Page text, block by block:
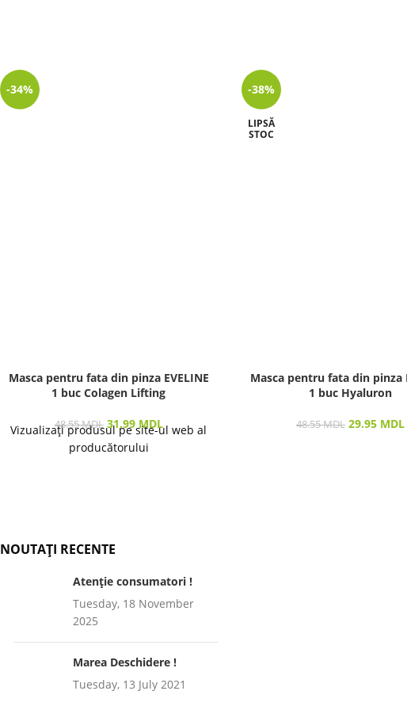
-34%
Masca pentru fata din pinza EVELINE
1 buc Colagen Lifting
48.55MDL 31.99 MDL
Vizualizați produsul pe site-ul web al
producătorului
-38%
LIPSĂ
STOC
Masca pentru fata din pinza
1 buc Hyaluron
48.55MDL 29.95 MDL
NOUTAȚI RECENTE
Atenție consumatori !
Tuesday, 18 November
2025
Marea Deschidere !
Tuesday, 13 July 2021